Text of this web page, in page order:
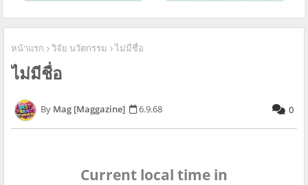
หน้าแรก วิจัย นวัตกรรม ไม่มีชื่อ
ไม่มีชื่อ
Mag [Maggazine] 6.9.68 0
Current local time in